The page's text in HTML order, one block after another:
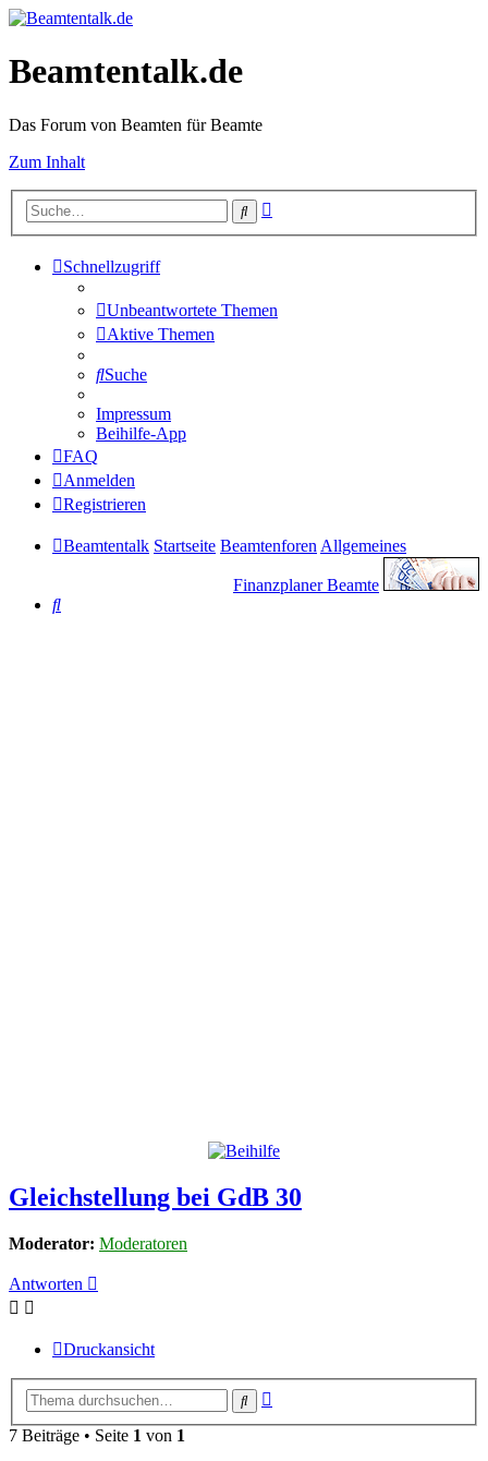
Beamtentalk.de
Das Forum von Beamten für Beamte
Zum Inhalt
Suche
Schnellzugriff
Unbeantwortete Themen
Aktive Themen
Suche
Impressum
Beihilfe-App
FAQ
Anmelden
Registrieren
Beamtentalk Startseite BeamtenforenAllgemeines
Finanzplaner Beamte
Suche
Gleichstellung bei GdB 30
Moderator: Moderatoren
Antworten
Druckansicht
Suche
7 Beiträge • Seite 1 von 1